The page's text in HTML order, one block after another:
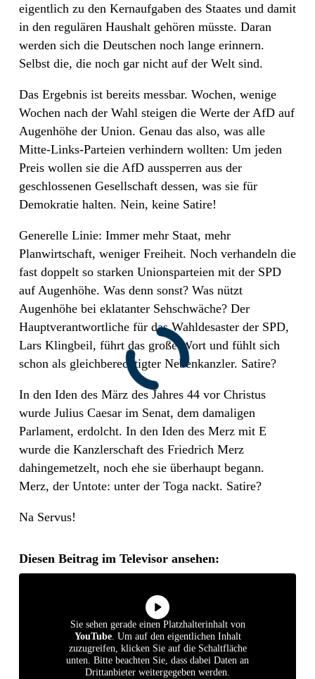
eigentlich zu den Kernaufgaben des Staates und damit
in den regulären Haushalt gehören müsste. Daran
werden sich die Deutschen noch lange erinnern.
Selbst die, die noch gar nicht auf der Welt sind.
Das Ergebnis ist bereits messbar. Wochen, wenige
Wochen nach der Wahl steigen die Werte der AfD auf
Augenhöhe der Union. Genau das also, was alle
Mitte-Links-Parteien verhindern wollten: Um jeden
Preis wollen sie die AfD aussperren aus der
geschlossenen Gesellschaft dessen, was sie für
Demokratie halten. Nein, keine Satire!
Generelle Linie: Immer mehr Staat, mehr
Planwirtschaft, weniger Freiheit. Noch verhandeln die
fast doppelt so starken Unionsparteien mit der SPD
auf Augenhöhe. Was denn sonst? Was nützt
Augenhöhe bei eklatanter Sehschwäche? Der
Hauptverantwortliche für das Wahldesaster der SPD,
Lars Klingbeil, führt das große Wort und fühlt sich
schon als gleichberechtigter Nebenkanzler. Satire?
In den Iden des März des Jahres 44 vor Christus
wurde Julius Caesar im Senat, dem damaligen
Parlament, erdolcht. In den Iden des Merz mit E
wurde die Kanzlerschaft des Friedrich Merz
dahingemetzelt, noch ehe sie überhaupt begann.
Merz, der Untote: unter der Toga nackt. Satire?
Na Servus!
Diesen Beitrag im Televisor ansehen:
Sie sehen gerade einen Platzhalterinhalt von
YouTube. Um auf den eigentlichen Inhalt
zuzugreifen, klicken Sie auf die Schaltfläche
unten. Bitte beachten Sie, dass dabei Daten an
Drittanbieter weitergegeben werden.